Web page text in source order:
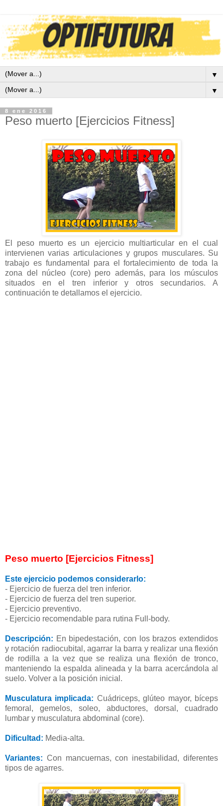
▼
▼
8 ene 2016
Peso muerto [Ejercicios Fitness]
El peso muerto es un ejercicio multiarticular en el cual
intervienen varias articulaciones y grupos musculares. Su
trabajo es fundamental para el fortalecimiento de toda la
zona del núcleo (core) pero además, para los músculos
situados en el tren inferior y otros secundarios. A
continuación te detallamos el ejercicio.
Peso muerto [Ejercicios Fitness]
Este ejercicio podemos considerarlo:
- Ejercicio de fuerza del tren inferior.
- Ejercicio de fuerza del tren superior.
- Ejercicio preventivo.
- Ejercicio recomendable para rutina Full-body.
Descripción: En bipedestación, con los brazos extendidos
y rotación radiocubital, agarrar la barra y realizar una flexión
de rodilla a la vez que se realiza una flexión de tronco,
manteniendo la espalda alineada y la barra acercándola al
suelo. Volver a la posición inicial.
Musculatura implicada: Cuádriceps, glúteo mayor, bíceps
femoral, gemelos, soleo, abductores, dorsal, cuadrado
lumbar y musculatura abdominal (core).
Dificultad: Media-alta.
Variantes: Con mancuernas, con inestabilidad, diferentes
tipos de agarres.